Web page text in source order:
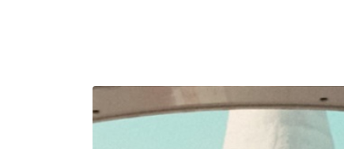
２Kレストア版
2026/5/22（金）～6/4（木）まで上映